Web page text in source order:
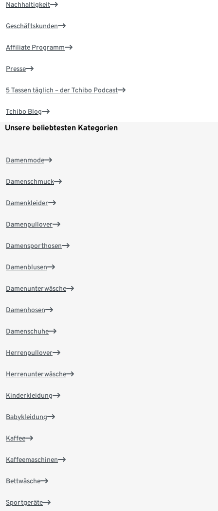
Nachhaltigkeit
Geschäftskunden
Affiliate Programm
Presse
5 Tassen täglich – der Tchibo Podcast
Tchibo Blog
Unsere beliebtesten Kategorien
Damenmode
Damenschmuck
Damenkleider
Damenpullover
Damensporthosen
Damenblusen
Damenunterwäsche
Damenhosen
Damenschuhe
Herrenpullover
Herrenunterwäsche
Kinderkleidung
Babykleidung
Kaffee
Kaffeemaschinen
Bettwäsche
Sportgeräte